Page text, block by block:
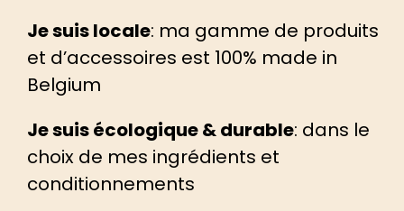
Je suis locale: ma gamme de produits
et d’accessoires est 100% made in
Belgium
Je suis écologique & durable: dans le
choix de mes ingrédients et
conditionnements